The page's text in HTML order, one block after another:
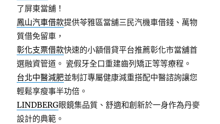
了屏東當舖！
鳳山汽車借款提供苓雅區當舖三民汽機車借錢、萬物
質借免留車，
彰化支票借款快速的小額借貸平台推薦彰化市當舖首
選融資管道。 瓷假牙全口重建齒列矯正等等療程。
台北中醫減肥並制訂專屬健康減重搭配中醫諮詢讓您
輕鬆享瘦事半功倍。
LINDBERG眼鏡集品質、舒適和創新於一身作為丹麥
設計的典範。